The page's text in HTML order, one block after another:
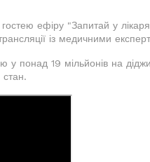
ефіру "Запитай у
із медичними
у понад 19 мільйонів на
стан.